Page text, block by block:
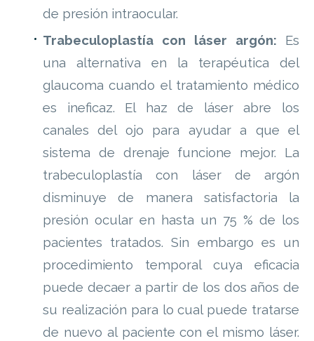
de presión intraocular.
Trabeculoplastía con láser argón: Es
una alternativa en la terapéutica del
glaucoma cuando el tratamiento médico
es ineficaz. El haz de láser abre los
canales del ojo para ayudar a que el
sistema de drenaje funcione mejor. La
trabeculoplastía con láser de argón
disminuye de manera satisfactoria la
presión ocular en hasta un 75 % de los
pacientes tratados. Sin embargo es un
procedimiento temporal cuya eficacia
puede decaer a partir de los dos años de
su realización para lo cual puede tratarse
de nuevo al paciente con el mismo láser.